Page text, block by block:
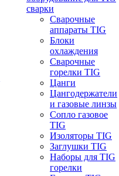
сварки
Сварочные
аппараты TIG
Блоки
охлаждения
Сварочные
горелки TIG
Цанги
Цангодержатели
и газовые линзы
Сопло газовое
TIG
Изоляторы TIG
Заглушки TIG
Наборы для TIG
горелки